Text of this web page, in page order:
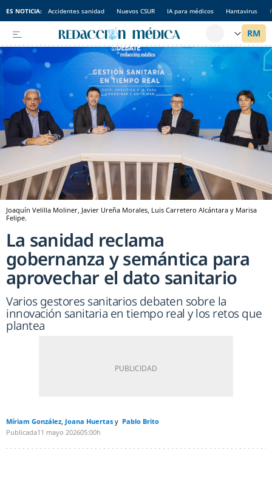
ES NOTICIA: Accidentes sanidad Nuevos CSUR IA para médicos Hantavirus
Joaquín Velilla Moliner, Javier Ureña Morales, Luis Carretero Alcántara y Marisa
Felipe.
La sanidad reclama
gobernanza y semántica para
aprovechar el dato sanitario
Varios gestores sanitarios debaten sobre la
innovación sanitaria en tiempo real y los retos que
plantea
Míriam González Joana Huertas
Pablo Brito
Publicada11 mayo 202605:00h